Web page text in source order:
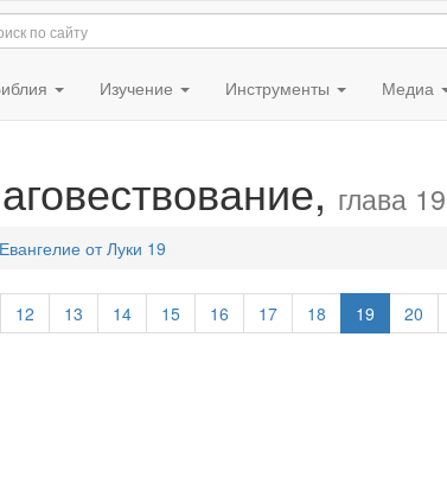
Изучение Инструменты Медиа
глава 19
Евангелие от Луки 19
12 13 14 15 16 17 18 19 20